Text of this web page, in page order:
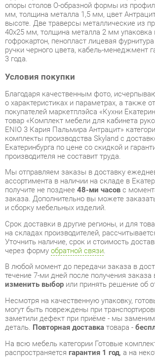
гофрокартон, пенопласт лицевая фурнитура
ручки черного цвета, кабель-менеджмент
3 года.
Условия покупки
Благодаря качественным фото,
о характеристиках и параметрах, а также
товар «Комплект мебели для кабинета
комплекты производства Skyland с
Екатеринбурга по цене со скидкой и
производителя не составит труда.
Мы отправляем заказы в доставку
ассортимента в наличии на складе в
получите не позднее48-ми часовс момента
заказа. Дополнительно вы можете заказать
Срок доставки в другие регионы, и для
на складах производителей, рассчитывается
Уточнить наличие, срок и стоимость
через формуобратной связи.
В любой момент до передачи заказа в
течение 7-ми дней после получения заказа
изменить выборили принять решение об
Несмотря на качественную упаковку,
могут быть повреждены при
заметили дефект при приёме - мы заменим
деталь.Повторная доставкатовара -
распространяетсягарантия 1 год, а на
года с момента приобретения.
Комплект мебели для кабинета
производстваSkyland, соответствующее
государственному стандарту.